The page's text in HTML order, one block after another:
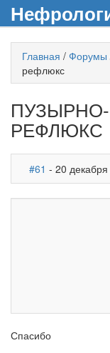
Главная / Форумы
рефлюкс
РЕФЛЮКС
#61 - 20 декабря
Спасибо